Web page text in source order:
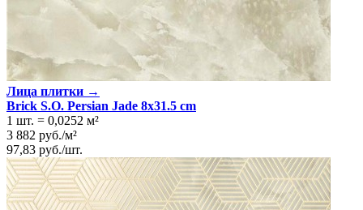
Лица плитки →
Brick S.O. Persian Jade 8x31.5 cm
1 шт. = 0,0252 м²
3 882 руб./м²
97,83 руб./шт.